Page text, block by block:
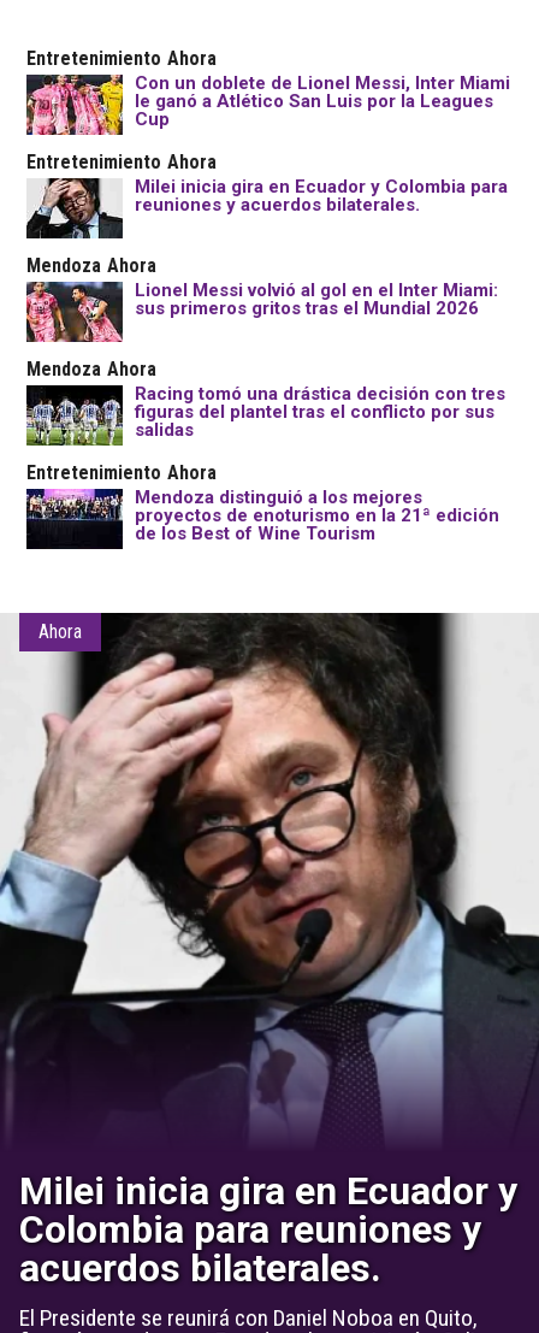
Entretenimiento Ahora
Con un doblete de Lionel Messi, Inter Miami
le ganó a Atlético San Luis por la Leagues
Cup
Entretenimiento Ahora
Milei inicia gira en Ecuador y Colombia para
reuniones y acuerdos bilaterales.
Mendoza Ahora
Lionel Messi volvió al gol en el Inter Miami:
sus primeros gritos tras el Mundial 2026
Mendoza Ahora
Racing tomó una drástica decisión con tres
figuras del plantel tras el conflicto por sus
salidas
Entretenimiento Ahora
Mendoza distinguió a los mejores
proyectos de enoturismo en la 21ª edición
de los Best of Wine Tourism
Ahora
Milei inicia gira en Ecuador y
Colombia para reuniones y
acuerdos bilaterales.
El Presidente se reunirá con Daniel Noboa en Quito,